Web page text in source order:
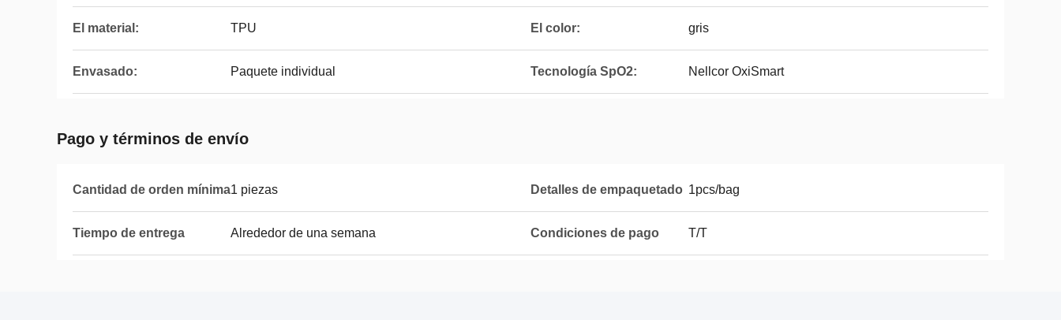
El material: TPU El color: gris
Envasado: Paquete individual Tecnología SpO2: Nellcor OxiSmart
Pago y términos de envío
Cantidad de orden mínima1 piezas Detalles de empaquetado 1pcs/bag
Tiempo de entrega Alrededor de una semana Condiciones de pago T/T